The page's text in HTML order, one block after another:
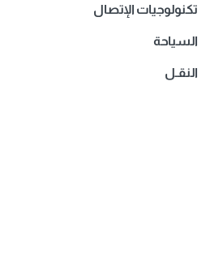
تكنولوجيات الإتصال
السياحة
النقـل